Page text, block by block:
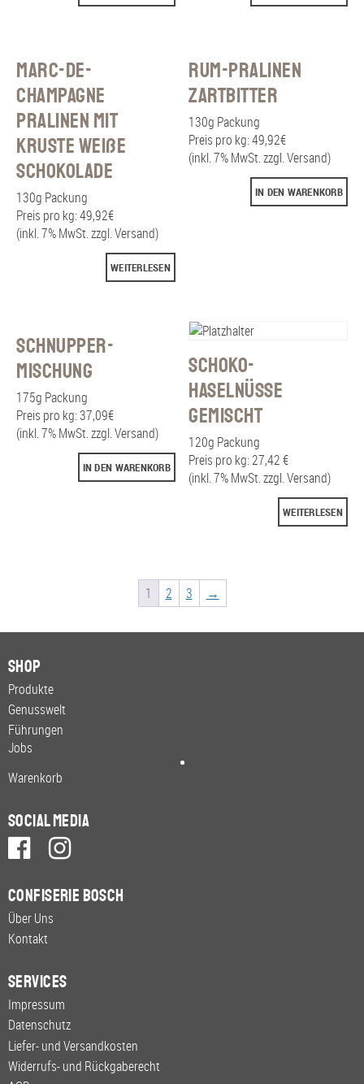
Marc-de-
Champagne
Pralinen mit
Kruste Weiße
Schokolade
130g Packung
Preis pro kg: 49,92€
(inkl. 7% MwSt. zzgl. Versand)
WEITERLESEN
Rum-Pralinen
Zartbitter
130g Packung
Preis pro kg: 49,92€
(inkl. 7% MwSt. zzgl. Versand)
IN DEN WARENKORB
Schnupper-
Mischung
175g Packung
Preis pro kg: 37,09€
(inkl. 7% MwSt. zzgl. Versand)
IN DEN WARENKORB
Schoko-
Haselnüsse
gemischt
120g Packung
Preis pro kg: 27,42 €
(inkl. 7% MwSt. zzgl. Versand)
WEITERLESEN
1 2 3 →
Shop
Produkte
Genusswelt
Führungen
Jobs
Warenkorb
Social Media
Confiserie Bosch
Über Uns
Kontakt
Services
Impressum
Datenschutz
Liefer- und Versandkosten
Widerrufs- und Rückgaberecht